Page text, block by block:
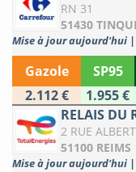
RN 31
51430
Mise à jour aujourd'hui |
Gazole SP95
2.112 €
1.955 €
RELAIS DU
2 RUE
51100 REIMS
Mise à jour aujourd'hui |